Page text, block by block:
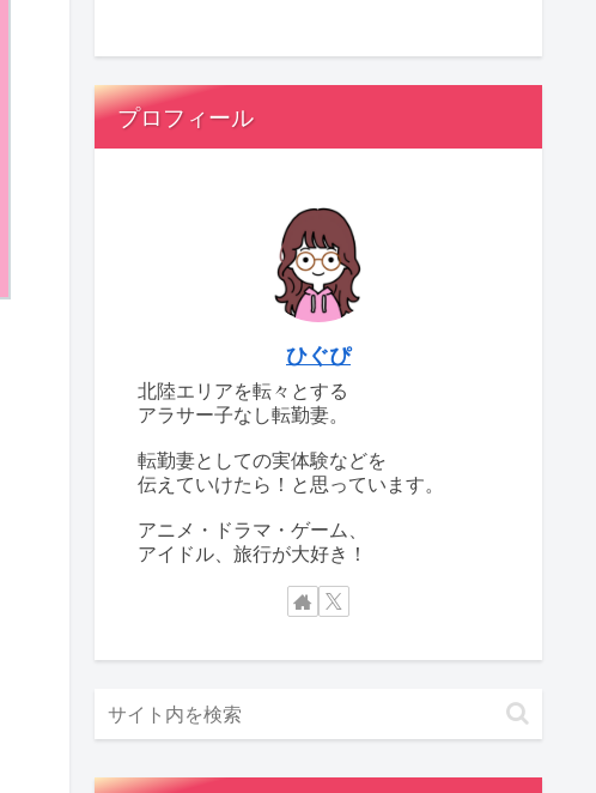
プロフィール
ひぐぴ
北陸エリアを転々とする
アラサー子なし転勤妻。
転勤妻としての実体験などを
伝えていけたら！と思っています。
アニメ・ドラマ・ゲーム、
アイドル、旅行が大好き！